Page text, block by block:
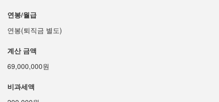
연봉/월급
연봉(퇴직금 별도)
계산 금액
69,000,000원
비과세액